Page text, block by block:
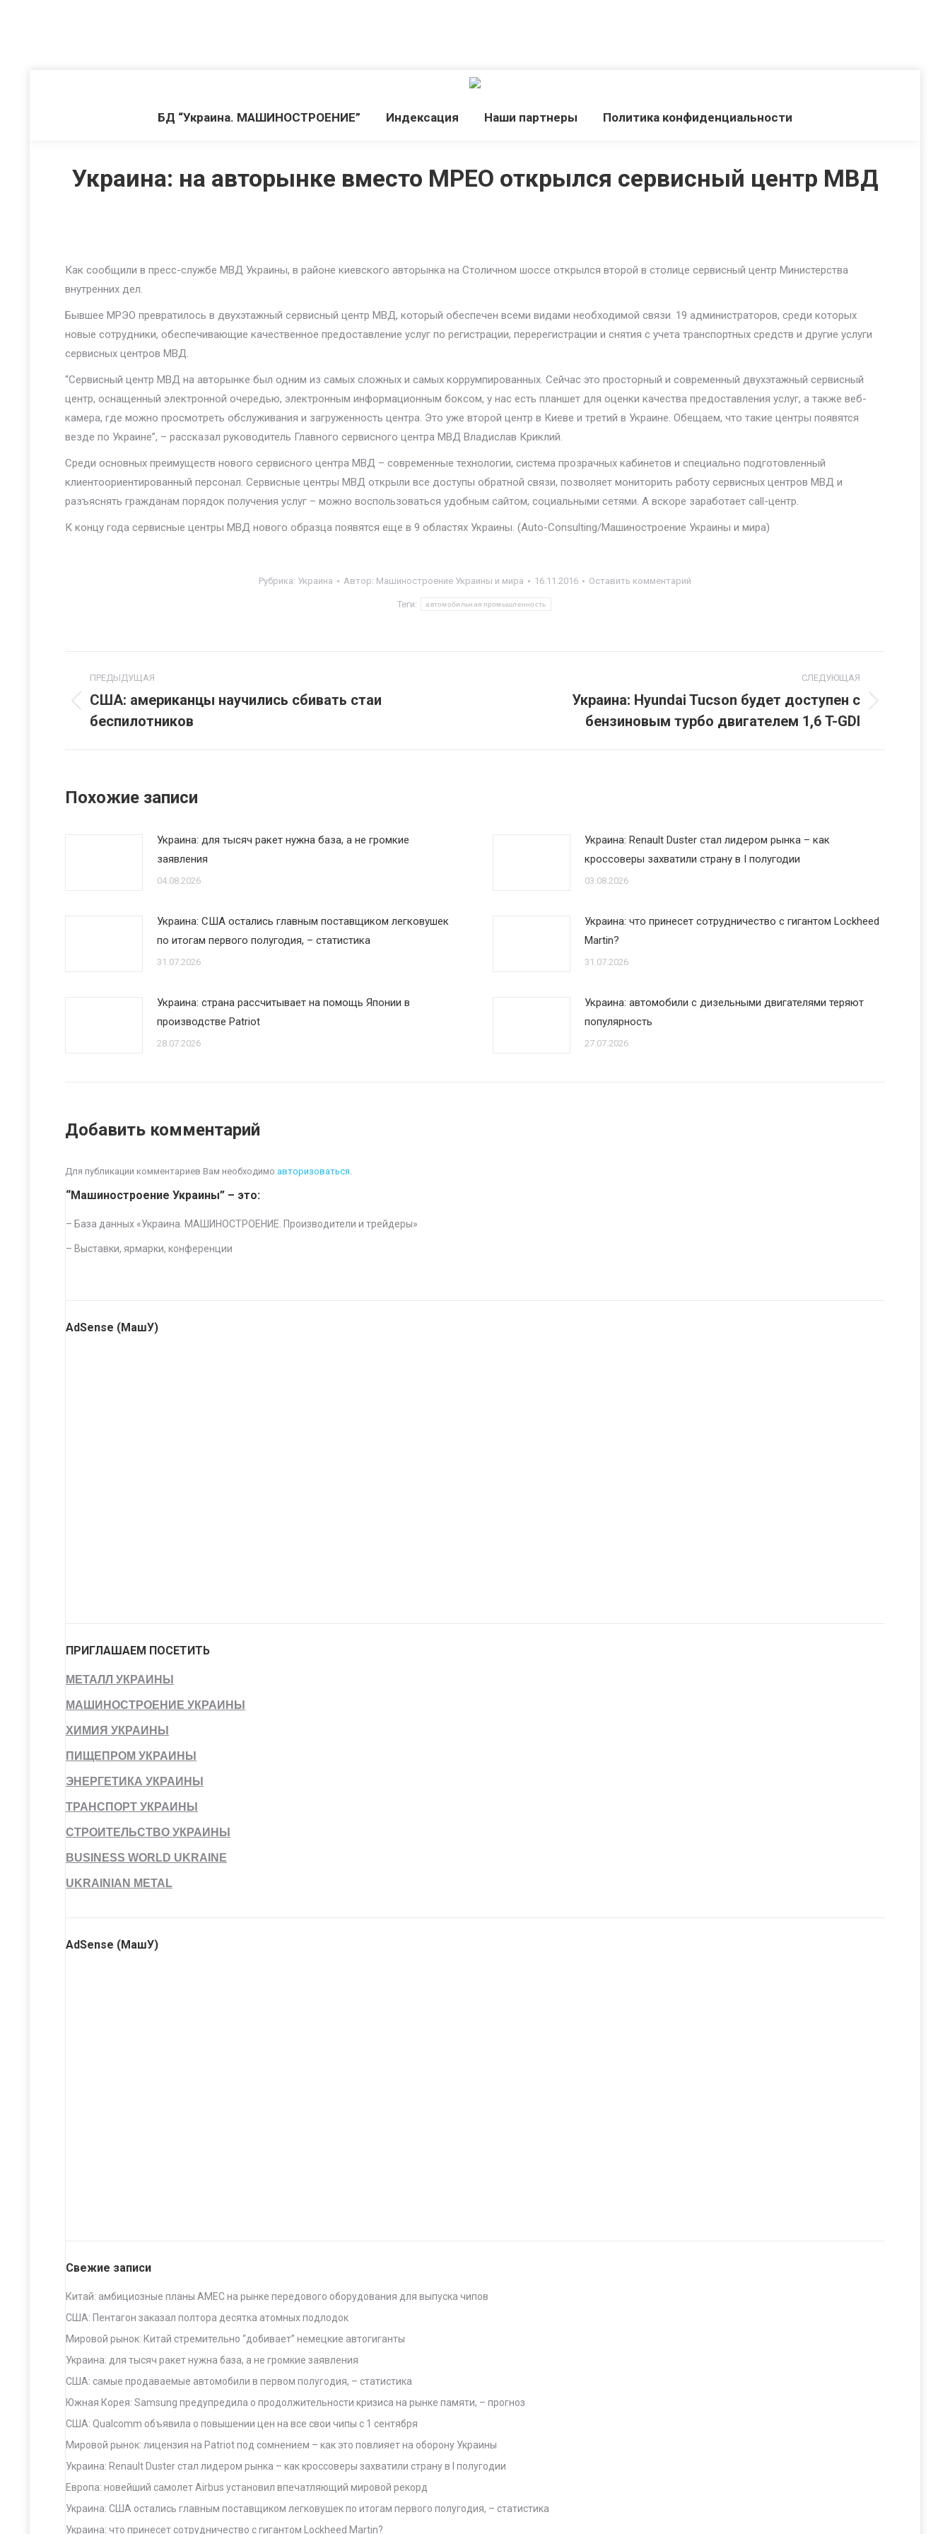
БД “Украина. МАШИНОСТРОЕНИЕ” Индекcация Наши партнеры Политика конфиденциальности
Украина: на авторынке вместо МРЕО открылся сервисный центр МВД
Как сообщили в пресс-службе МВД Украины, в районе киевского авторынка на Столичном шоссе открылся второй в столице сервисный центр Министерства
внутренних дел.
Бывшее МРЭО превратилось в двухэтажный сервисный центр МВД, который обеспечен всеми видами необходимой связи. 19 администраторов, среди которых
новые сотрудники, обеспечивающие качественное предоставление услуг по регистрации, перерегистрации и снятия с учета транспортных средств и другие услуги
сервисных центров МВД.
“Сервисный центр МВД на авторынке был одним из самых сложных и самых коррумпированных. Сейчас это просторный и современный двухэтажный сервисный
центр, оснащенный электронной очередью, электронным информационным боксом, у нас есть планшет для оценки качества предоставления услуг, а также веб-
камера, где можно просмотреть обслуживания и загруженность центра. Это уже второй центр в Киеве и третий в Украине. Обещаем, что такие центры появятся
везде по Украине”, – рассказал руководитель Главного сервисного центра МВД Владислав Криклий.
Среди основных преимуществ нового сервисного центра МВД – современные технологии, система прозрачных кабинетов и специально подготовленный
клиентоориентированный персонал. Сервисные центры МВД открыли все доступы обратной связи, позволяет мониторить работу сервисных центров МВД и
разъяснять гражданам порядок получения услуг – можно воспользоваться удобным сайтом, социальными сетями. А вскоре заработает call-центр.
К концу года сервисные центры МВД нового образца появятся еще в 9 областях Украины. (Auto-Consulting/Машиностроение Украины и мира)
Рубрика: Украина Автор: Машиностроение Украины и мира 16.11.2016 Оставить комментарий
Теги: автомобильная промышленность
по
записям
ПРЕДЫДУЩАЯ
Предыдущая
запись:
США: американцы научились сбивать стаи
беспилотников
СЛЕДУЮЩАЯ
Украина: Hyundai Tucson будет доступен с
бензиновым турбо двигателем 1,6 T-GDI
Похожие записи
Украина: для тысяч ракет нужна база, а не громкие
заявления
04.08.2026
Украина: Renault Duster стал лидером рынка – как
кроссоверы захватили страну в I полугодии
03.08.2026
Украина: США остались главным поставщиком легковушек
по итогам первого полугодия, – статистика
31.07.2026
Украина: что принесет сотрудничество с гигантом Lockheed
Martin?
31.07.2026
Украина: страна рассчитывает на помощь Японии в
производстве Patriot
28.07.2026
Украина: автомобили с дизельными двигателями теряют
популярность
27.07.2026
Добавить комментарий
Для публикации комментариев Вам необходимо авторизоваться.
“Машиностроение Украины” – это:
– База данных «Украина. МАШИНОСТРОЕНИЕ. Производители и трейдеры»
– Выставки, ярмарки, конференции
AdSense (МашУ)
ПРИГЛАШАЕМ ПОСЕТИТЬ
МЕТАЛЛ УКРАИНЫ
МАШИНОСТРОЕНИЕ УКРАИНЫ
ХИМИЯ УКРАИНЫ
ПИЩЕПРОМ УКРАИНЫ
ЭНЕРГЕТИКА УКРАИНЫ
ТРАНСПОРТ УКРАИНЫ
СТРОИТЕЛЬСТВО УКРАИНЫ
BUSINESS WORLD UKRAINE
UKRAINIAN METAL
AdSense (МашУ)
Свежие записи
Китай: амбициозные планы AMEC на рынке передового оборудования для выпуска чипов
США: Пентагон заказал полтора десятка атомных подлодок
Мировой рынок: Китай стремительно “добивает” немецкие автогиганты
Украина: для тысяч ракет нужна база, а не громкие заявления
США: самые продаваемые автомобили в первом полугодия, – статистика
Южная Корея: Samsung предупредила о продолжительности кризиса на рынке памяти, – прогноз
США: Qualcomm объявила о повышении цен на все свои чипы с 1 сентября
Мировой рынок: лицензия на Patriot под сомнением – как это повлияет на оборону Украины
Украина: Renault Duster стал лидером рынка – как кроссоверы захватили страну в I полугодии
Европа: новейший самолет Airbus установил впечатляющий мировой рекорд
Украина: США остались главным поставщиком легковушек по итогам первого полугодия, – статистика
Украина: что принесет сотрудничество с гигантом Lockheed Martin?